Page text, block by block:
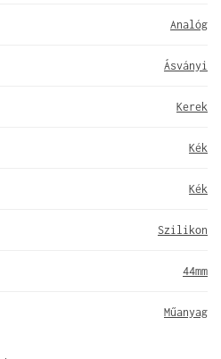
Analóg
Ásványi
Kerek
Kék
Kék
Szilikon
44mm
Műanyag